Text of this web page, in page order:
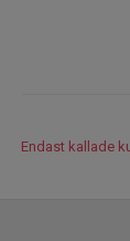
Endast kallade